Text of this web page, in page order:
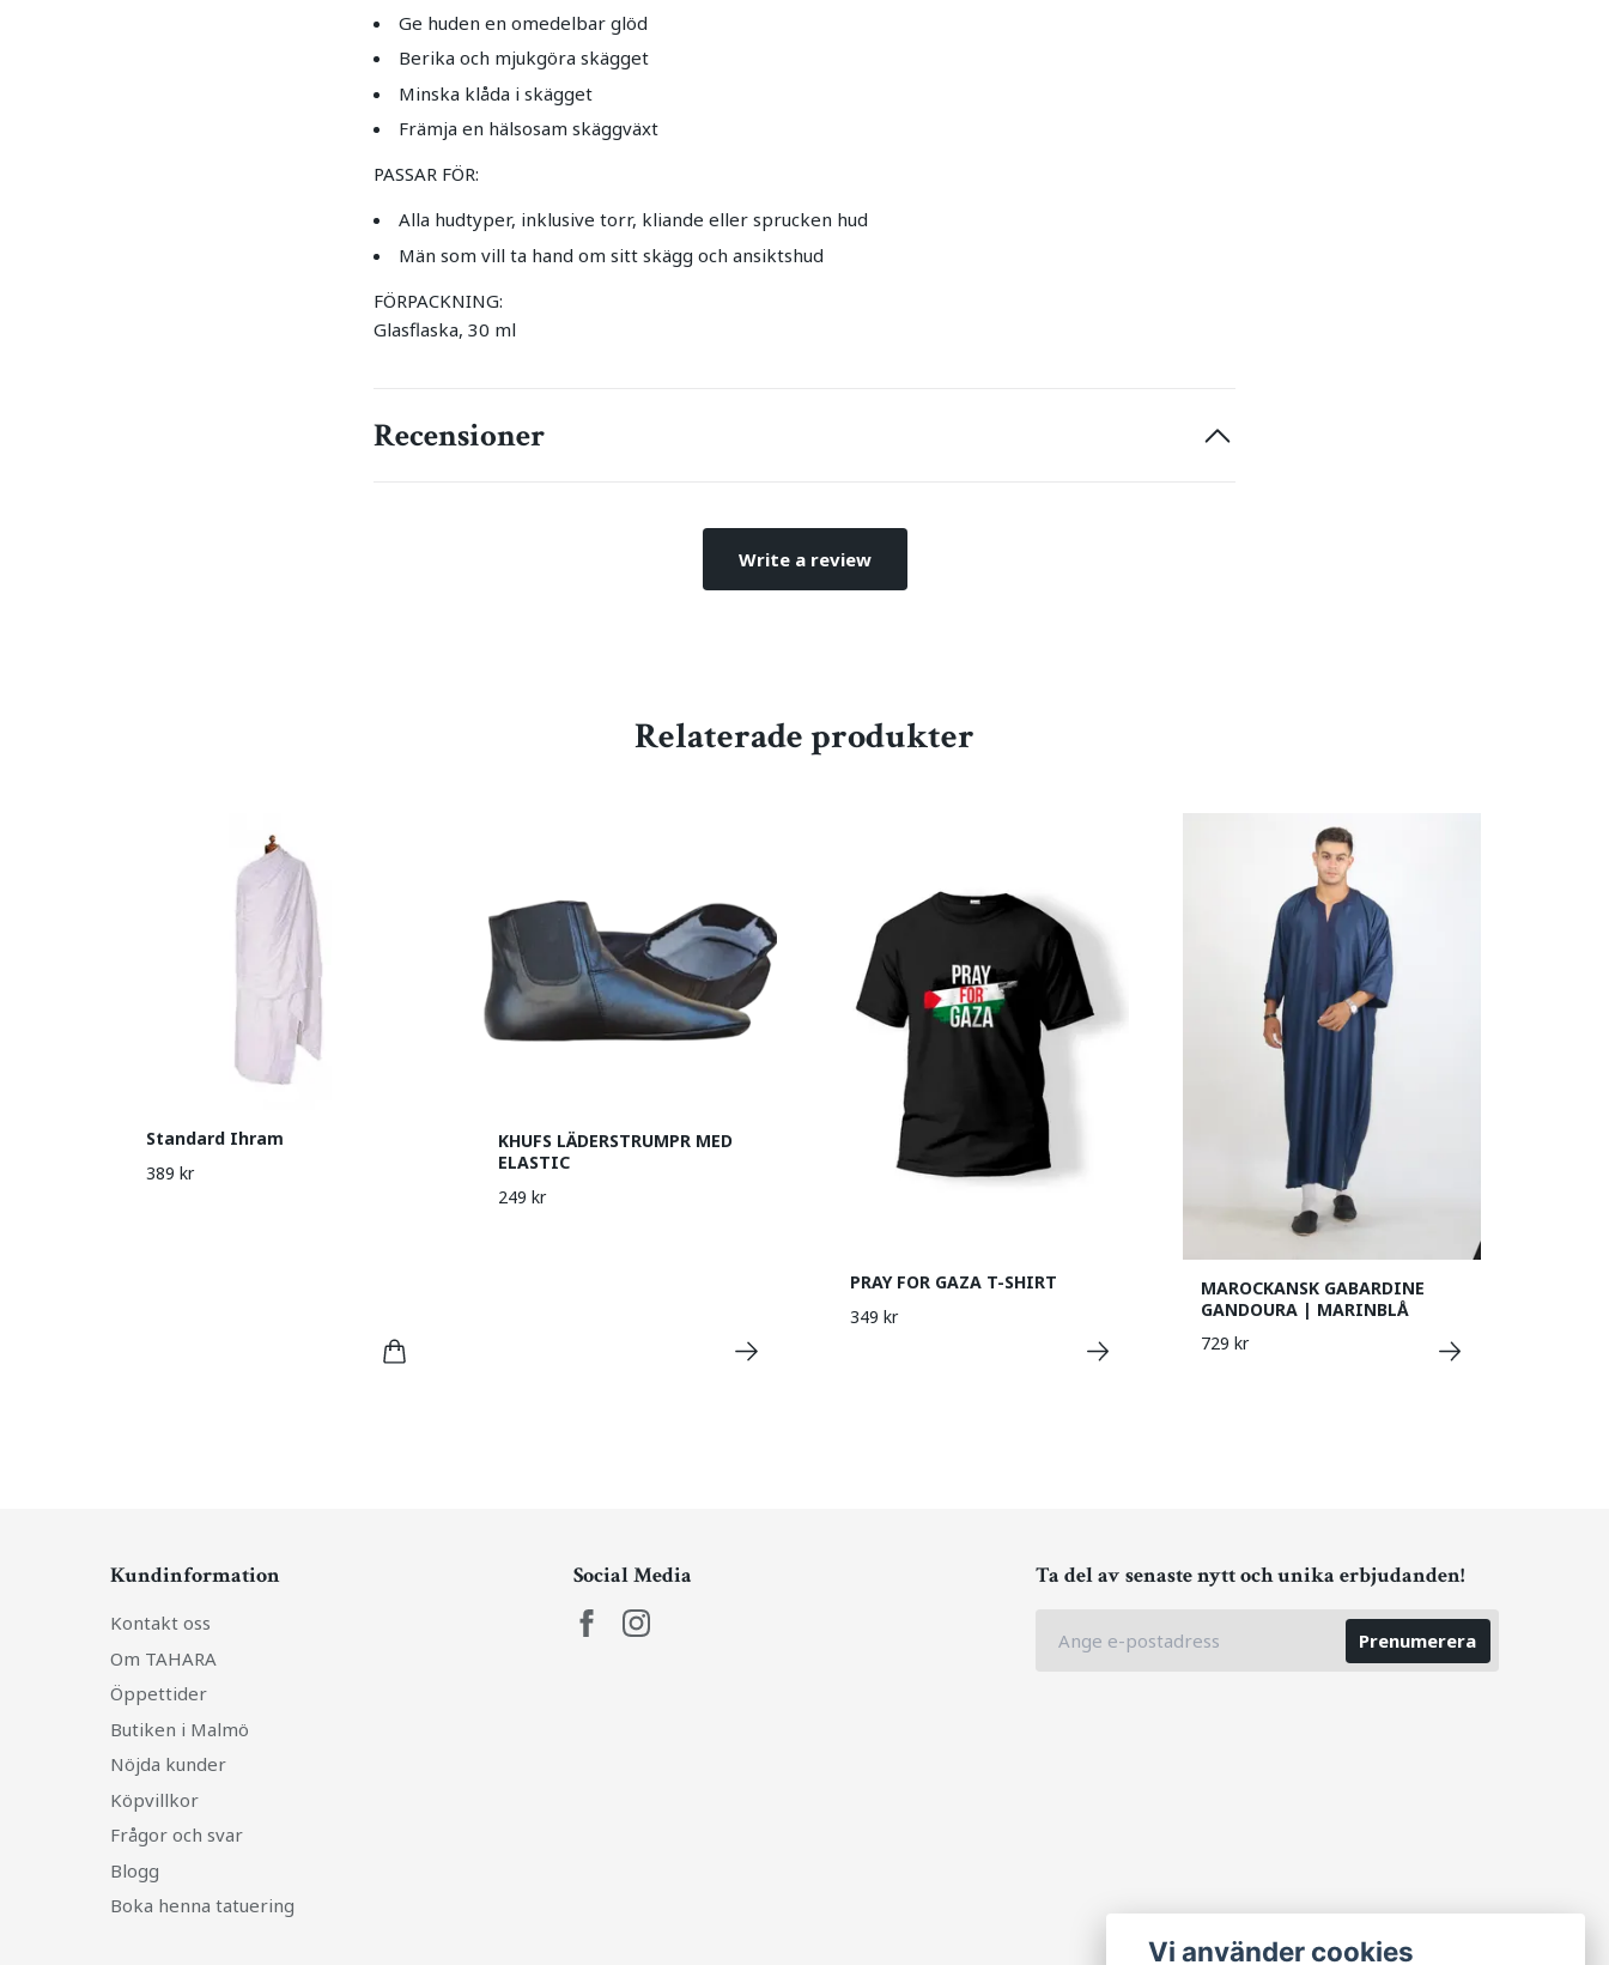
Ge huden en omedelbar glöd
Berika och mjukgöra skägget
Minska klåda i skägget
Främja en hälsosam skäggväxt
PASSAR FÖR:
Alla hudtyper, inklusive torr, kliande eller sprucken hud
Män som vill ta hand om sitt skägg och ansiktshud
FÖRPACKNING:
Glasflaska, 30 ml
Recensioner
Write a review
Relaterade produkter
Standard Ihram
389 kr
KHUFS LÄDERSTRUMPR MED
ELASTIC
249 kr
PRAY FOR GAZA T-SHIRT
349 kr
MAROCKANSK GABARDINE
GANDOURA | MARINBLÅ
729 kr
Kundinformation
Kontakt oss
Om TAHARA
Öppettider
Butiken i Malmö
Nöjda kunder
Köpvillkor
Frågor och svar
Blogg
Boka henna tatuering
Social Media Ta del av senaste nytt och unika erbjudanden!
Prenumerera
Vi använder cookies